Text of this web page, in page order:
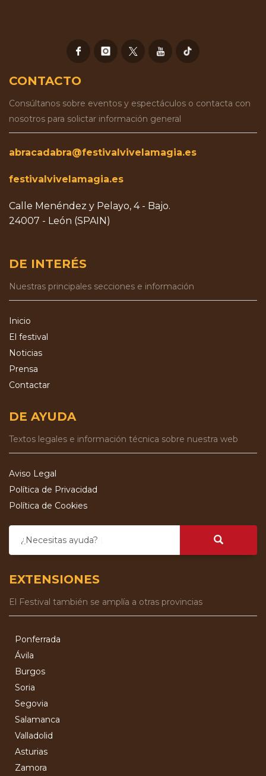
CONTACTO
Consúltanos sobre eventos y espectáculos o contacta con
nosotros para solictar información general
abracadabra@festivalvivelamagia.es
festivalvivelamagia.es
Calle Menéndez y Pelayo, 4 - Bajo.
24007 - León (SPAIN)
DE INTERÉS
Nuestras principales secciones e información
Inicio
El festival
Noticias
Prensa
Contactar
DE AYUDA
Textos legales e información técnica sobre nuestra web
Aviso Legal
Política de Privacidad
Política de Cookies
¿Necesitas ayuda?
EXTENSIONES
El Festival también se amplía a otras provincias
Ponferrada
Ávila
Burgos
Soria
Segovia
Salamanca
Valladolid
Asturias
Zamora